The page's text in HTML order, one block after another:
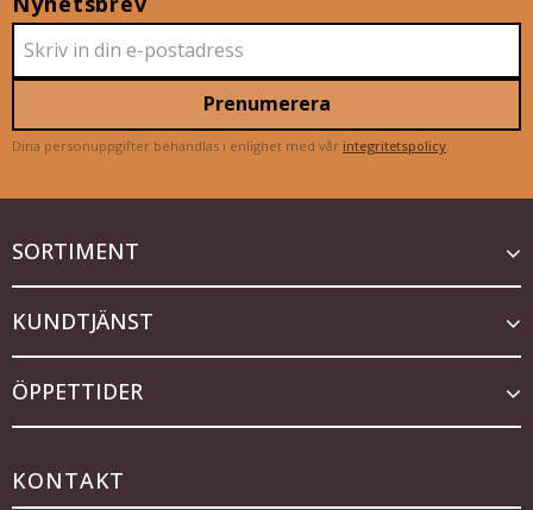
Prenumerera
Dina personuppgifter behandlas i enlighet med vår integritetspolicy
SORTIMENT
KUNDTJÄNST
ÖPPETTIDER
KONTAKT